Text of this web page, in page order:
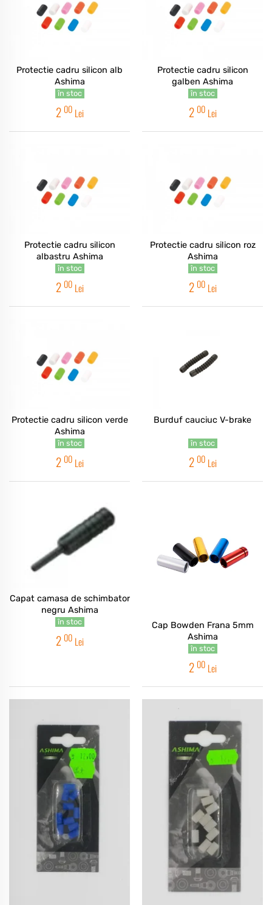
Protectie cadru silicon alb
Ashima
în stoc
2 00 Lei
Protectie cadru silicon
galben Ashima
în stoc
2 00 Lei
Protectie cadru silicon
albastru Ashima
în stoc
2 00 Lei
Protectie cadru silicon roz
Ashima
în stoc
2 00 Lei
Protectie cadru silicon verde
Ashima
în stoc
2 00 Lei
Burduf cauciuc V-brake
în stoc
2 00 Lei
Capat camasa de schimbator
negru Ashima
în stoc
2 00 Lei
Cap Bowden Frana 5mm
Ashima
în stoc
2 00 Lei